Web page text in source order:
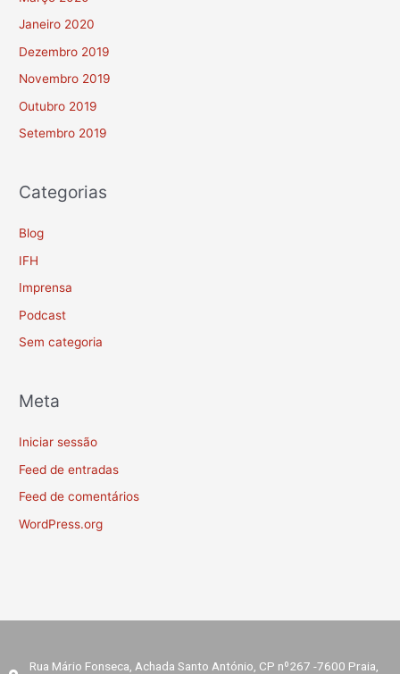
Janeiro 2020
Dezembro 2019
Novembro 2019
Outubro 2019
Setembro 2019
Categorias
Blog
IFH
Imprensa
Podcast
Sem categoria
Meta
Iniciar sessão
Feed de entradas
Feed de comentários
WordPress.org
Rua Mário Fonseca, Achada Santo António, CP nº267 -7600 Praia,